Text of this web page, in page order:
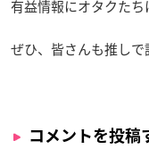
有益情報にオタクたち
ぜひ、皆さんも推しで
コメントを投稿